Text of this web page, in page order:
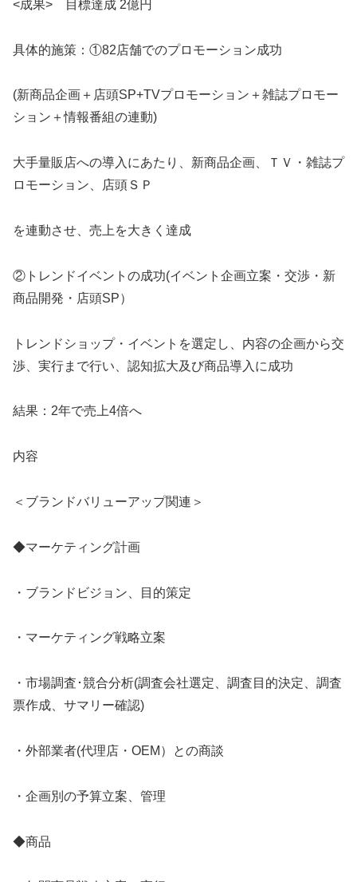
<成果> 目標達成 2億円
具体的施策：①82店舗でのプロモーション成功
(新商品企画＋店頭SP+TVプロモーション＋雑誌プロモー
ション＋情報番組の連動)
大手量販店への導入にあたり、新商品企画、ＴＶ・雑誌プ
ロモーション、店頭ＳＰ
を連動させ、売上を大きく達成
②トレンドイベントの成功(イベント企画立案・交渉・新
商品開発・店頭SP）
トレンドショップ・イベントを選定し、内容の企画から交
渉、実行まで行い、認知拡大及び商品導入に成功
結果：2年で売上4倍へ
内容
＜ブランドバリューアップ関連＞
◆マーケティング計画
・ブランドビジョン、目的策定
・マーケティング戦略立案
・市場調査･競合分析(調査会社選定、調査目的決定、調査
票作成、サマリー確認)
・外部業者(代理店・OEM）との商談
・企画別の予算立案、管理
◆商品